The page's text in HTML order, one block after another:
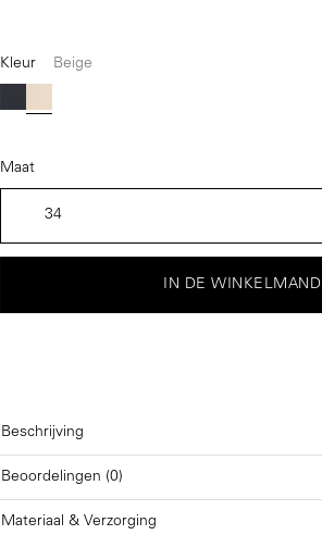
Kleur Beige
BlauwBeige
Maat
34
IN DE WINKELMAND
Beschrijving
Beoordelingen (0)
Materiaal & Verzorging